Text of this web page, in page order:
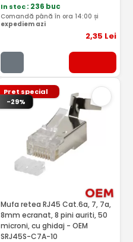
In stoc: 236 buc
Comandă până în ora 14:00 și
expediem azi
2,35 Lei
Pret special
-29%
Mufa retea RJ45 Cat.6a, 7, 7a,
8mm ecranat, 8 pini auriti, 50
microni, cu ghidaj - OEM
SRJ45S-C7A-10